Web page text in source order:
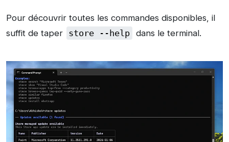
Pour découvrir toutes les commandes disponibles, il
suffit de taper store --help dans le terminal.